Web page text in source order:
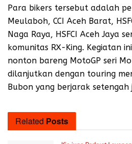
Para bikers tersebut adalah
Meulaboh, CCI Aceh Barat,
Naga Raya, HSFCI Aceh Jaya
komunitas RX-King. Kegiatan
nonton bareng MotoGP seri
dilanjutkan dengan touring
Bubon yang berjarak
Related Posts